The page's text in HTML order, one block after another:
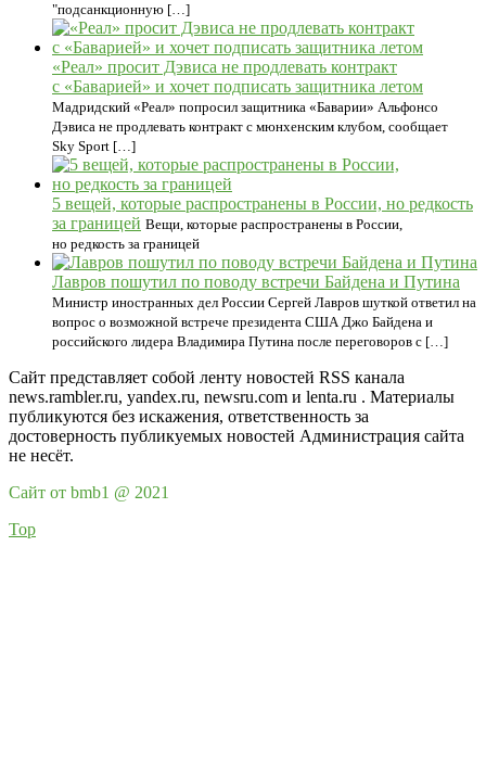
"подсанкционную […]
«Реал» просит Дэвиса не продлевать контракт
с «Баварией» и хочет подписать защитника летом
Мадридский «Реал» попросил защитника «Баварии» Альфонсо
Дэвиса не продлевать контракт с мюнхенским клубом, сообщает
Sky Sport […]
5 вещей, которые распространены в России, но редкость
за границей Вещи, которые распространены в России,
но редкость за границей
Лавров пошутил по поводу встречи Байдена и Путина
Министр иностранных дел России Сергей Лавров шуткой ответил на
вопрос о возможной встрече президента США Джо Байдена и
российского лидера Владимира Путина после переговоров с […]
Сайт представляет собой ленту новостей RSS канала
news.rambler.ru, yandex.ru, newsru.com и lenta.ru . Материалы
публикуются без искажения, ответственность за
достоверность публикуемых новостей Администрация сайта
не несёт.
Сайт от bmb1 @ 2021
Top